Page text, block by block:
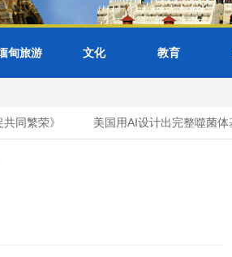
甸旅游 文化 教育
同繁荣》 美国用AI设计出完整噬菌体